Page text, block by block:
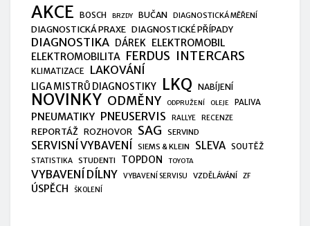
AKCE BOSCH BRZDY BUČAN DIAGNOSTICKÁ MĚŘENÍ
DIAGNOSTICKÁ PRAXE DIAGNOSTICKÉ PŘÍPADY
DIAGNOSTIKA DÁREK ELEKTROMOBIL
ELEKTROMOBILITA FERDUS INTERCARS
KLIMATIZACE LAKOVÁNÍ
LIGA MISTRŮ DIAGNOSTIKY LKQ NABÍJENÍ
NOVINKY ODMĚNY ODPRUŽENÍ OLEJE PALIVA
PNEUMATIKY PNEUSERVIS RALLYE RECENZE
REPORTÁŽ ROZHOVOR SAG SERVIND
SERVISNÍ VYBAVENÍ SIEMS & KLEIN SLEVA SOUTĚŽ
STATISTIKA STUDENTI TOPDON TOYOTA
VYBAVENÍ DÍLNY VYBAVENÍ SERVISU VZDĚLÁVÁNÍ ZF
ÚSPĚCH ŠKOLENÍ